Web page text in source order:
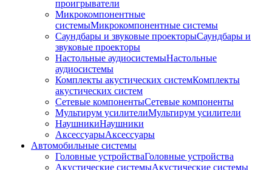
проигрыватели
Микрокомпонентные
системыМикрокомпонентные системы
Саундбары и звуковые проекторыСаундбары и
звуковые проекторы
Настольные аудиосистемыНастольные
аудиосистемы
Комплекты акустических системКомплекты
акустических систем
Сетевые компонентыСетевые компоненты
Мультирум усилителиМультирум усилители
НаушникиНаушники
АксессуарыАксессуары
Автомобильные системы
Головные устройстваГоловные устройства
Акустические системыАкустические системы